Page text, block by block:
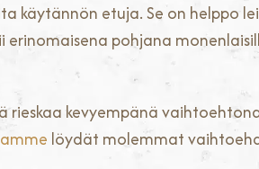
käytännön etuja. Se on helppo
pohjana
rieskaa kevyempänä
löydät molemmat